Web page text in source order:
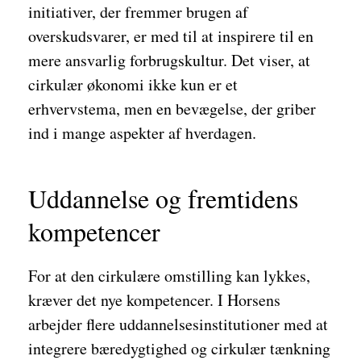
initiativer, der fremmer brugen af
overskudsvarer, er med til at inspirere til en
mere ansvarlig forbrugskultur. Det viser, at
cirkulær økonomi ikke kun er et
erhvervstema, men en bevægelse, der griber
ind i mange aspekter af hverdagen.
Uddannelse og fremtidens
kompetencer
For at den cirkulære omstilling kan lykkes,
kræver det nye kompetencer. I Horsens
arbejder flere uddannelsesinstitutioner med at
integrere bæredygtighed og cirkulær tænkning